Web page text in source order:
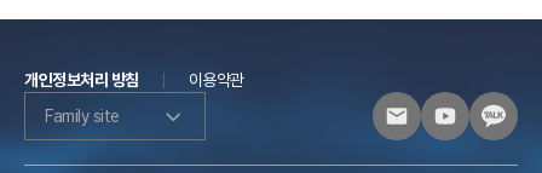
개인정보처리 방침
이용약관
Family site